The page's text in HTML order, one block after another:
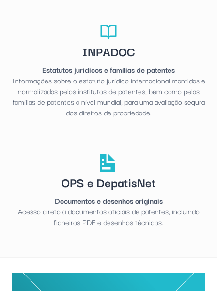
INPADOC
Estatutos jurídicos e famílias de patentes
Informações sobre o estatuto jurídico internacional mantidas e
normalizadas pelos institutos de patentes, bem como pelas
famílias de patentes a nível mundial, para uma avaliação segura
dos direitos de propriedade.
OPS e DepatisNet
Documentos e desenhos originais
Acesso direto a documentos oficiais de patentes, incluindo
ficheiros PDF e desenhos técnicos.